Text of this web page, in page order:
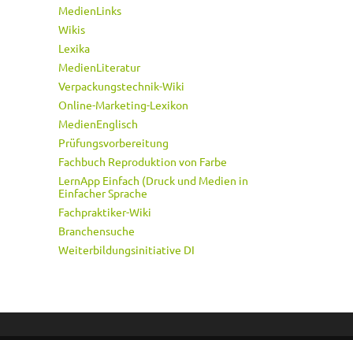
MedienLinks
Wikis
Lexika
MedienLiteratur
Verpackungstechnik-Wiki
Online-Marketing-Lexikon
MedienEnglisch
Prüfungsvorbereitung
Fachbuch Reproduktion von Farbe
LernApp Einfach (Druck und Medien in
Einfacher Sprache
Fachpraktiker-Wiki
Branchensuche
Weiterbildungsinitiative DI